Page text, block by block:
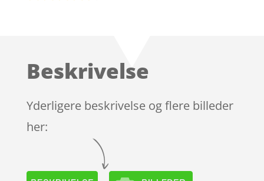
på
mmelser
Beskrivelse
Yderligere beskrivelse og flere billeder
her: